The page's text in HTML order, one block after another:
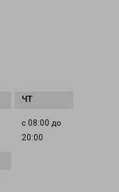
с 08:00 до
20:00